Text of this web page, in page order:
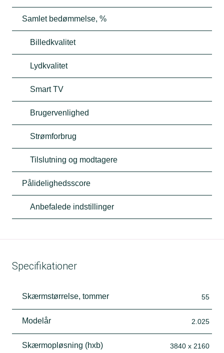
Samlet bedømmelse, %
Billedkvalitet
Lydkvalitet
Smart TV
Brugervenlighed
Strømforbrug
Tilslutning og modtagere
Pålidelighedsscore
Anbefalede indstillinger
Specifikationer
Skærmstørrelse, tommer 55
Modelår 2.025
Skærmopløsning (hxb) 3840 x 2160